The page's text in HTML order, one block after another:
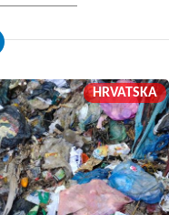
HRVATSKA